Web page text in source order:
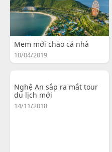
Mem mới chào cả nhà
10/04/2019
Nghệ An sắp ra mắt tour
du lịch mới
14/11/2018